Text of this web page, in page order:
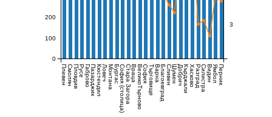
ПлевенСмолянПловдивРусеГабровоПазарджикКюстендилЛовечМонтанаБургасСофия (столица)Стара ЗагораВрацаВеликоТърновоСофияТърговищеВарнаБлагоевградСливенШуменДобричКърджалиХасковоРазградСилистраВидинЯмболПерник
0
100
200
3